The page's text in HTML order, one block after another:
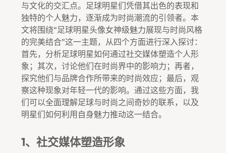
与文化的交汇点。足球明星们凭借其出色的表现和
独特的个人魅力，逐渐成为时尚潮流的引领者。本
文将围绕“足球明星头像女神级魅力展现与时尚风格
的完美结合”这一主题，从四个方面进行深入探讨：
首先，分析足球明星如何通过社交媒体塑造个人形
象；其次，讨论他们在时尚界中的影响力；再者，
探究他们与品牌合作所带来的时尚效应；最后，观
察这种现象对年轻一代的影响。通过这些方面，我
们可以全面理解足球与时尚之间奇妙的联系，以及
明星们如何利用自身魅力推动这一结合。
1、社交媒体塑造形象